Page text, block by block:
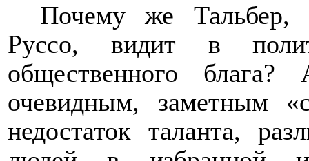
Почему же Тальбер,
Руссо, видит в
общественного
очевидным, заметным
недостаток таланта,